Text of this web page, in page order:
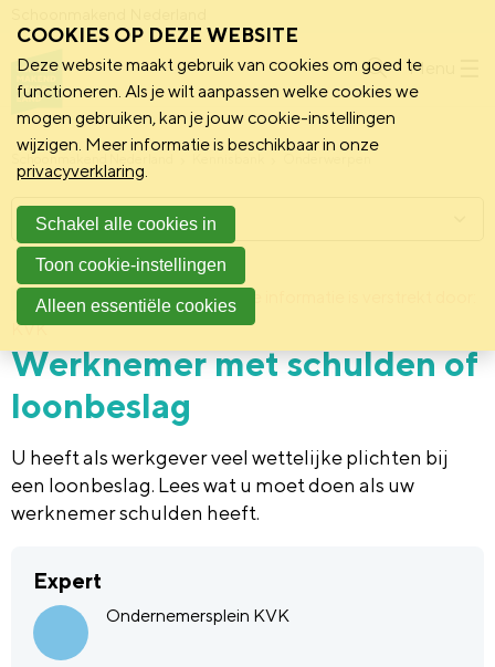
Menu
Schoonmakend Nederland
Achtergrond 19 maart 2019Deze informatie is verstrekt door:
KVK
Werknemer met schulden of
loonbeslag
U heeft als werkgever veel wettelijke plichten bij
een loonbeslag. Lees wat u moet doen als uw
werknemer schulden heeft.
Expert
Ondernemersplein KVK
Menu
COOKIES OP DEZE WEBSITE
Deze website maakt gebruik van cookies om goed te
functioneren. Als je wilt aanpassen welke cookies we
mogen gebruiken, kan je jouw cookie-instellingen
wijzigen. Meer informatie is beschikbaar in onze
privacyverklaring.
Schakel alle cookies in
Toon cookie-instellingen
Alleen essentiële cookies